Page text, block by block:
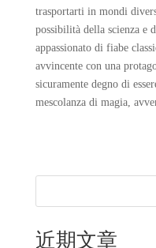
trasportarti in mondi
possibilità della scienza e
appassionato di fiabe
avvincente con una
sicuramente degno di
mescolanza di magia,
近期文章